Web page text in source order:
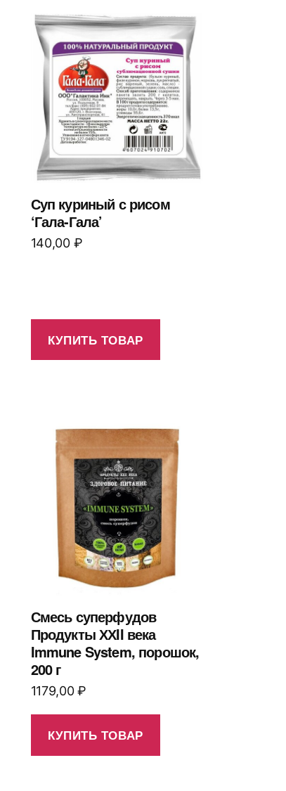
Суп куриный с рисом
‘Гала-Гала’
140,00 ₽
КУПИТЬ ТОВАР
Смесь суперфудов
Продукты ХХII века
Immune System, порошок,
200 г
1179,00₽
КУПИТЬ ТОВАР